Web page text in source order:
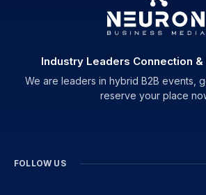
Industry Leaders Connection
We are leaders in hybrid B2B events,
reserve your place
FOLLOW US